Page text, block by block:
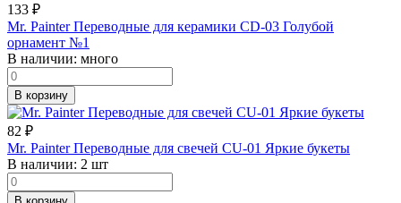
133 ₽
Mr. Painter Переводные для керамики CD-03 Голубой
орнамент №1
В наличии: много
В корзину
82 ₽
Mr. Painter Переводные для свечей CU-01 Яркие букеты
В наличии: 2 шт